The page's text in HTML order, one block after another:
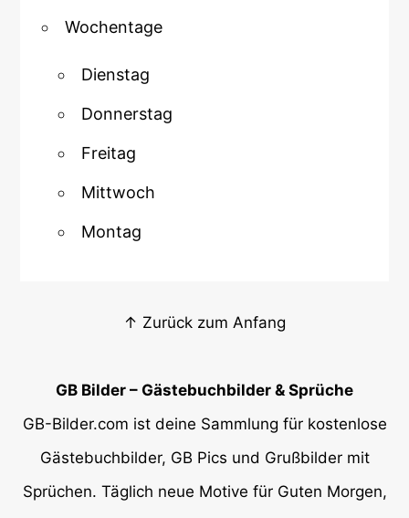
Wochentage
Dienstag
Donnerstag
Freitag
Mittwoch
Montag
↑ Zurück zum Anfang
GB Bilder – Gästebuchbilder & Sprüche
GB-Bilder.com ist deine Sammlung für kostenlose
Gästebuchbilder, GB Pics und Grußbilder mit
Sprüchen. Täglich neue Motive für Guten Morgen,